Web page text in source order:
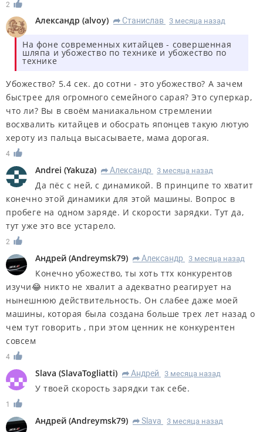
2
Александр (alvoy) R Станислав 3 месяца назад
На фоне современных китайцев - совершенная
шляпа и убожество по технике и убожество по
технике
Убожество? 5.4 сек. до сотни - это убожество? А зачем
быстрее для огромного семейного сарая? Это суперкар,
что ли? Вы в своём маниакальном стремлении
восхвалить китайцев и обосрать японцев такую лютую
хероту из пальца высасываете, мама дорогая.
4
Andrei (Yakuza) R Александр 3 месяца назад
Да пёс с ней, с динамикой. В принципе то хватит
конечно этой динамики для этой машины. Вопрос в
пробеге на одном заряде. И скорости зарядки. Тут да,
тут уже это все устарело.
2
Андрей (Andreymsk79) R Александр 3 месяца назад
Конечно убожество, ты хоть ттх конкурентов
изучи😂 никто не хвалит а адекватно реагирует на
нынешнюю действительность. Он слабее даже моей
машины, которая была создана больше трех лет назад о
чем тут говорить , при этом ценник не конкурентен
совсем
4
Slava (SlavaTogliatti) R Андрей 3 месяца назад
У твоей скорость зарядки так себе.
1
Андрей (Andreymsk79) R Slava 3 месяца назад